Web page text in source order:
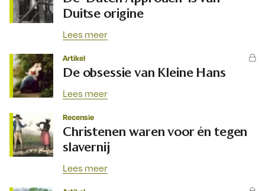
Duitse origine
Lees meer
Artikel
De obsessie van Kleine Hans
Lees meer
Recensie
Christenen waren voor én tegen
slavernij
Lees meer